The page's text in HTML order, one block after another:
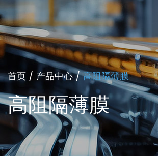
首页 / 产品中心/高阻隔薄膜
高阻隔薄膜